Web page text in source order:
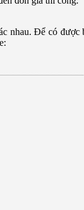
nhau. Để có được